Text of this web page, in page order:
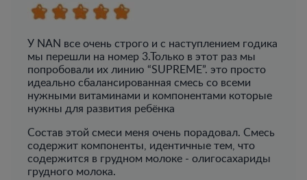
У NAN все очень строго и с наступлением годика
мы перешли на номер 3.Только в этот раз мы
попробовали их линию “SUPREME”. это просто
идеально сбалансированная смесь со всеми
нужными витаминами и компонентами которые
нужны для развития ребёнка
Состав этой смеси меня очень порадовал. Смесь
содержит компоненты, идентичные тем, что
содержится в грудном молоке - олигосахариды
грудного молока.